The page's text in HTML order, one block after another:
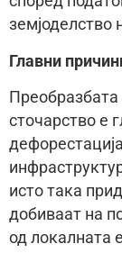
земјоделство
Главни
сточарство е
исто така
добиваат на
од локалната